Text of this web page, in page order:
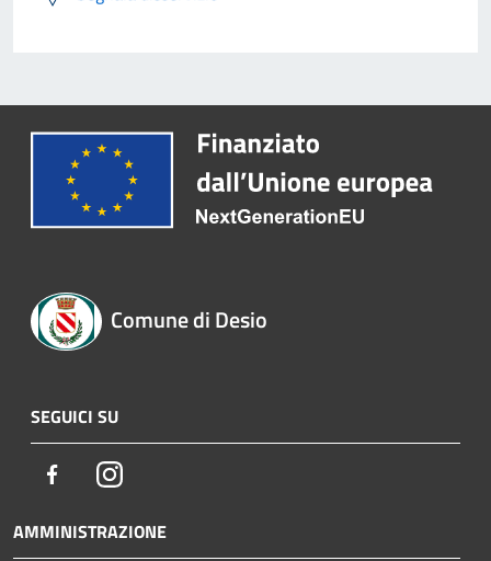
Comune di Desio
SEGUICI SU
FacebookInstagram
AMMINISTRAZIONE